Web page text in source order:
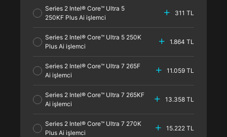
Series 2 Intel® Core™ Ultra 5
250KF Plus Ai işlemci
311 TL
Series 2 Intel® Core™ Ultra 5 250K
Plus Ai işlemci
1.864 TL
Series 2 Intel® Core™ Ultra 7 265F
Ai işlemci
11.059 TL
Series 2 Intel® Core™ Ultra 7 265KF
Ai işlemci
13.358 TL
Series 2 Intel® Core™ Ultra 7 270K
Plus Ai işlemci
15.222 TL